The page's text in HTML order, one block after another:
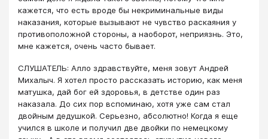
кажется, что есть вроде бы некриминальные виды
наказания, которые вызывают не чувство раскаяния у
противоположной стороны, а наоборот, неприязнь. Это,
мне кажется, очень часто бывает.
СЛУШАТЕЛЬ: Алло здравствуйте, меня зовут Андрей
Михалыч. Я хотел просто рассказать историю, как меня
матушка, дай бог ей здоровья, в детстве один раз
наказала. До сих пор вспоминаю, хотя уже сам стал
двойным дедушкой. Серьезно, абсолютно! Когда я еще
учился в школе и получил две двойки по немецкому